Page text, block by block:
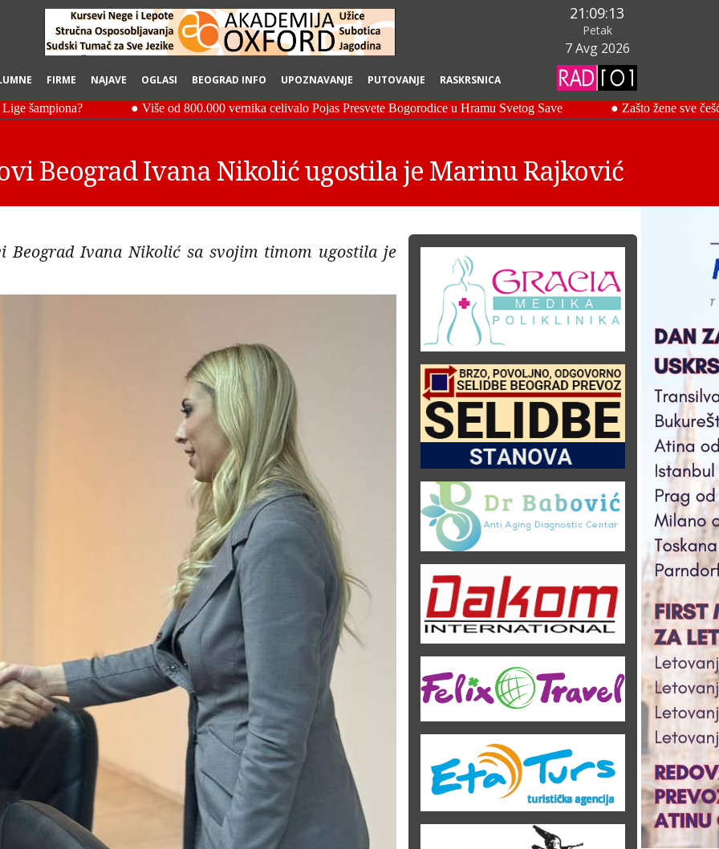
FIRME NAJAVE OGLASI BEOGRAD INFO UPOZNAVANJE PUTOVANJE RASKRSNICA
21:09:14
Petak
7 Avg 2026
Beograd Ivana Nikolić ugostila je Marinu Rajković
Beograd Ivana Nikolić sa svojim timom ugostila je